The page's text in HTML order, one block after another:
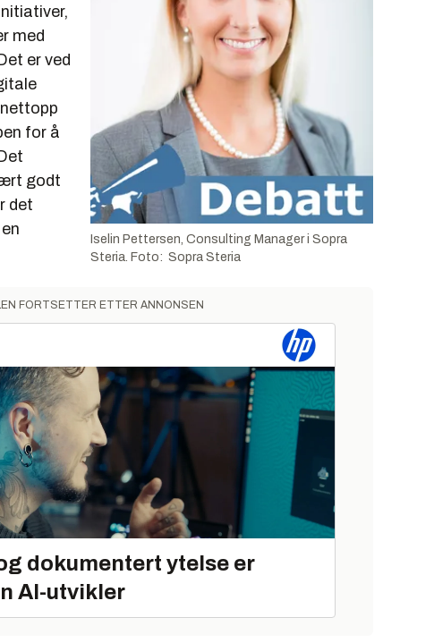
Iselin Pettersen, Consulting Manager i Sopra
Steria. Foto: Sopra Steria
med
er ved
for å
godt
det
FORTSETTER ETTER ANNONSEN
dokumentert ytelse er
AI-utvikler